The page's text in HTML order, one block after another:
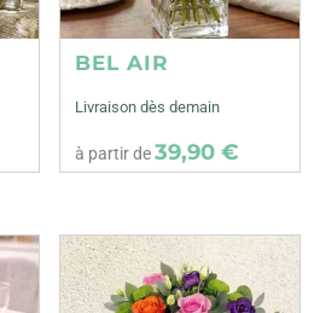
BEL AIR
Livraison dès demain
à partir de39,90 €